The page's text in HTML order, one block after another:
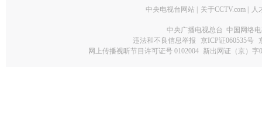
中央电视台网站 关于CCTV.com 人
中央广播电视总台 中国网络
违法和不良信息举报
京ICP证060535号
网上传播视听节目许可证号 0102004 新出网证（京）